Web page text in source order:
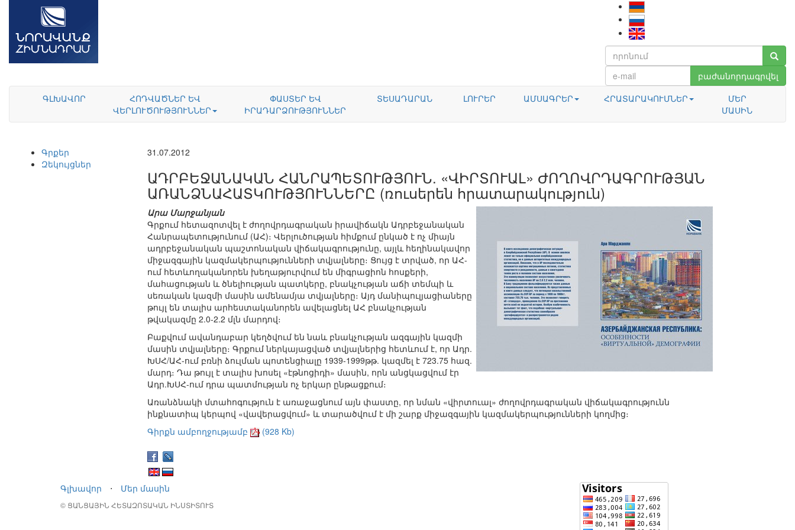
բաժանորդագրվել
ԳԼԽԱՎՈՐ
ՀՈԴՎԱԾՆԵՐ ԵՎ
ՎԵՐԼՈՒԾՈՒԹՅՈՒՆՆԵՐ
ՓԱՍՏԵՐ ԵՎ
ԻՐԱԴԱՐՁՈՒԹՅՈՒՆՆԵՐ
ՏԵՍԱԴԱՐԱՆ ԼՈՒՐԵՐ ԱՄՍԱԳՐԵՐ ՀՐԱՏԱՐԱԿՈՒՄՆԵՐ
ՄԵՐ
ՄԱՍԻՆ
Գրքեր
Զեկույցներ
31.07.2012
ԱԴՐԲԵՋԱՆԱԿԱՆ ՀԱՆՐԱՊԵՏՈՒԹՅՈՒՆ. «ՎԻՐՏՈՒԱԼ» ԺՈՂՈՎՐԴԱԳՐՈՒԹՅԱՆ
ԱՌԱՆՁՆԱՀԱՏԿՈՒԹՅՈՒՆՆԵՐԸ (ռուսերեն հրատարակություն)
Արա Մարջանյան
Գրքում հետազոտվել է ժողովրդագրական իրավիճակն Ադրբեջանական
Հանրապետությունում (ԱՀ)։ Վերլուծության հիմքում ընկած է ոչ միայն
ադրբեջանական պաշտոնական վիճակագրությունը, այլև հեղինակավոր
միջազգային կազմակերպությունների տվյալները։ Ցույց է տրված, որ ԱՀ-
ում հետևողականորեն խեղաթյուրվում են միգրացիոն հոսքերի,
մահացության և ծնելիության պատկերը, բնակչության աճի տեմպի և
սեռական կազմի մասին ամենամյա տվյալները։ Այդ մանիպուլյացիաները
թույլ են տալիս արհեստականորեն ավելացնել ԱՀ բնակչության
թվակազմը 2.0-2.2 մլն մարդով։
Բաքվում ավանդաբար կեղծվում են նաև բնակչության ազգային կազմի
մասին տվյալները։ Գրքում ներկայացված տվյալներից հետևում է, որ Ադր.
ԽՍՀ/ԱՀ-ում բռնի ձուլման պոտենցիալը 1939-1999թթ. կազմել է 723.75 հազ.
մարդ։ Դա թույլ է տալիս խոսել «էթնոցիդի» մասին, որն անցկացվում էր
Ադր.ԽՍՀ-ում դրա պատմության ոչ երկար ընթացքում։
Առանձնակի մտահոգություն է առաջացնում այն փաստը, որ նման «վիրտուալ» ժողովրդագրական վիճակագրությունն
ինքնատիպ կերպով «վավերացվում» և տարածվում է մի շարք միջազգային կազմակերպությունների կողմից։
Գիրքն ամբողջությամբ
(928 Kb)
Գլխավոր ⋅ Մեր մասին
© ՑԱՆՑԱՅԻՆ ՀԵՏԱԶՈՏԱԿԱՆ ԻՆՍՏԻՏՈՒՏ